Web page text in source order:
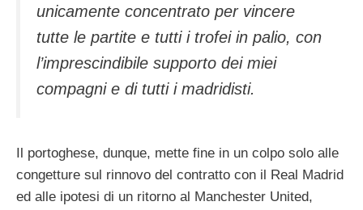
unicamente concentrato per vincere
tutte le partite e tutti i trofei in palio, con
l’imprescindibile supporto dei miei
compagni e di tutti i madridisti.
Il portoghese, dunque, mette fine in un colpo solo alle
congetture sul rinnovo del contratto con il Real Madrid
ed alle ipotesi di un ritorno al Manchester United,